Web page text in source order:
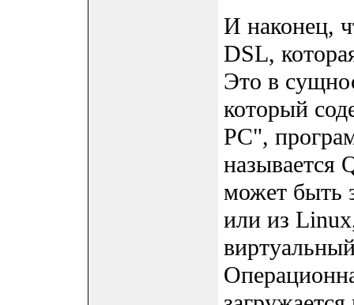
И наконец,
DSL,
Это в
который
PC",
может быть
или из